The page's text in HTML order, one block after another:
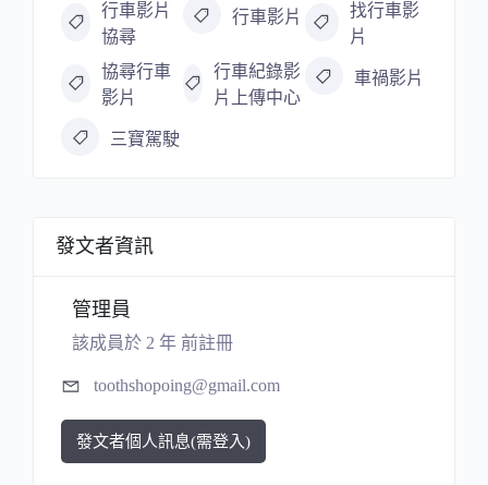
行車影片
協尋
行車影片
找行車影
片
協尋行車
影片
行車紀錄影
片上傳中心
車禍影片
三寶駕駛
發文者資訊
管理員
該成員於 2 年 前註冊
toothshopoing@gmail.com
發文者個人訊息(需登入)